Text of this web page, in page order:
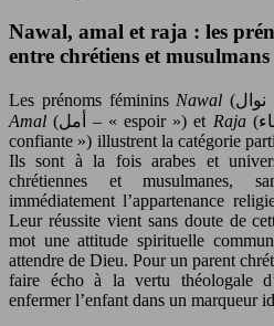
Nawal, amal et raja : les
entre chrétiens et musulmans
Les prénoms féminins Nawal
Amal
(أمل – « espoir ») et Raja(رجاء – « espérance », « attente
confiante ») illustrent la catégorie
Ils sont à la fois arabes et
chrétiennes et musulmanes,
immédiatement l’appartenance
Leur réussite vient sans doute de
mot une attitude spirituelle
attendre de Dieu. Pour un parent
faire écho à la vertu théologale
enfermer l’enfant dans un marqueur